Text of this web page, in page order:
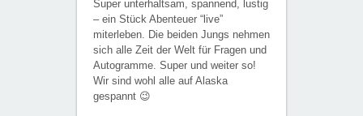
Super unterhaltsam, spannend, lustig
– ein Stück Abenteuer “live”
miterleben. Die beiden Jungs nehmen
sich alle Zeit der Welt für Fragen und
Autogramme. Super und weiter so!
Wir sind wohl alle auf Alaska
gespannt 😉